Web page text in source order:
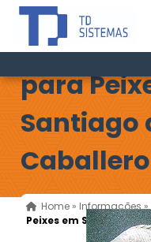
para
Santiago
Home » Informações»
Peixes em Santiago